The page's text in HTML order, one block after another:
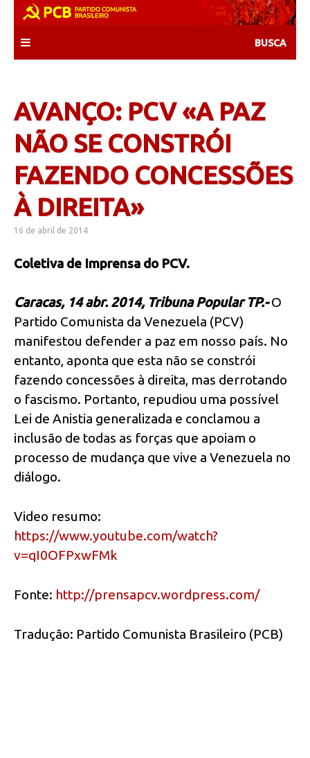
content
AVANÇO: PCV «A PAZ
NÃO SE CONSTRÓI
FAZENDO CONCESSÕES
À DIREITA»
16 de abril de 2014
Coletiva de Imprensa do PCV.
Caracas, 14 abr. 2014, Tribuna Popular TP.-O
Partido Comunista da Venezuela (PCV)
manifestou defender a paz em nosso país. No
entanto, aponta que esta não se constrói
fazendo concessões à direita, mas derrotando
o fascismo. Portanto, repudiou uma possível
Lei de Anistia generalizada e conclamou a
inclusão de todas as forças que apoiam o
processo de mudança que vive a Venezuela no
diálogo.
Video resumo:
https://www.youtube.com/watch?
v=qI0OFPxwFMk
Fonte: http://prensapcv.wordpress.com/
Tradução: Partido Comunista Brasileiro (PCB)